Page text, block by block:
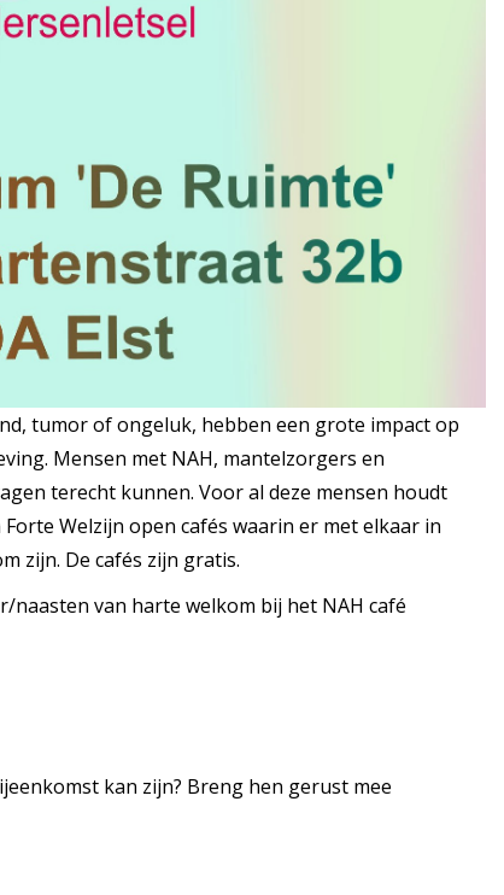
tumor of ongeluk, hebben een grote impact op
Mensen met NAH, mantelzorgers en
terecht kunnen. Voor al deze mensen houdt
Welzijn open cafés waarin er met elkaar in
zijn. De cafés zijn gratis.
van harte welkom bij het NAH café
kan zijn? Breng hen gerust mee